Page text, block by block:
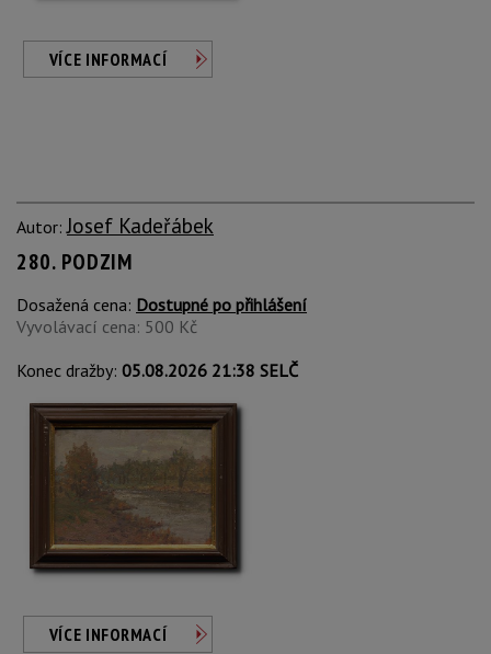
VÍCE INFORMACÍ
Autor:Josef Kadeřábek
280. PODZIM
Dosažená cena: Dostupné po přihlášení
Vyvolávací cena: 500 Kč
Konec dražby: 05.08.2026 21:38 SELČ
VÍCE INFORMACÍ